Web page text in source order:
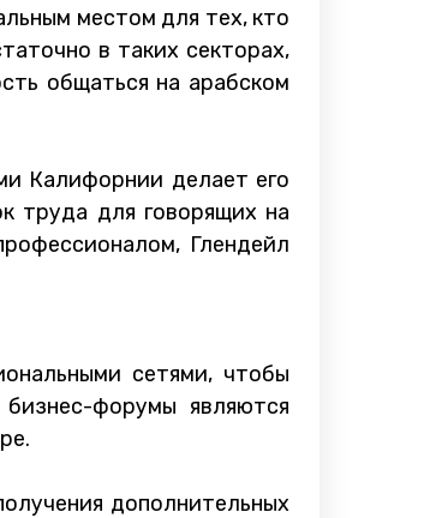
местом для тех, кто
в таких секторах,
общаться на арабском
Калифорнии делает его
труда для говорящих на
Глендейл
сетями, чтобы
форумы являются
дополнительных